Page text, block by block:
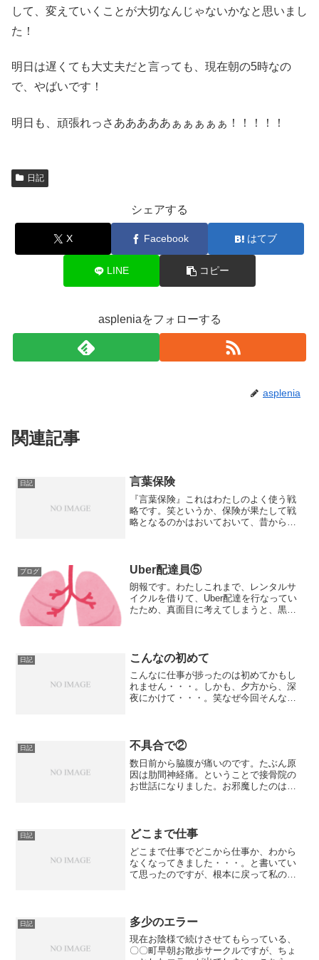
して、変えていくことが大切なんじゃないかなと思いまし
た！
明日は遅くても大丈夫だと言っても、現在朝の5時なの
で、やばいです！
明日も、頑張れっさあああああぁぁぁぁぁ！！！！！
日記
シェアする
X Facebook はてブ
LINE コピー
aspleniaをフォローする
asplenia
関連記事
日記 言葉保険
『言葉保険』これはわたしのよく使う戦
略です。笑というか、保険が果たして戦
略となるのかはおいておいて、昔からわ
と思う話の前に、「これ人...
ブログ Uber配達員⑤
朗報です。わたしこれまで、レンタルサ
イクルを借りて、Uber配達を行なってい
たため、真面目に考えてしまうと、黒字
動自転車を向かい入れ...
日記 こんなの初めて
こんなに仕事が捗ったのは初めてかもし
れません・・・。しかも、夕方から、深
夜にかけて・・・。笑なぜ今回そんなに
実は、小さい頃から芸術の...
日記 不具合で②
数日前から脇腹が痛いのです。たぶん原
因は肋間神経痛。ということで接骨院の
お世話になりました。お邪魔したのは、
た！！！！！←言い過ぎか...
日記 どこまで仕事
どこまで仕事でどこから仕事か、わから
なくなってきました・・・。と書いてい
て思ったのですが、根本に戻って私の会
グラミングの勉強が仕事の...
日記 多少のエラー
現在お陰様で続けさせてもらっている、
〇〇町早朝お散歩サークルですが、ちょ